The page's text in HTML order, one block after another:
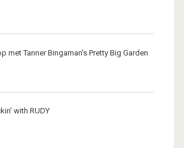
met Tanner Bingaman's Pretty Big Garden
with RUDY